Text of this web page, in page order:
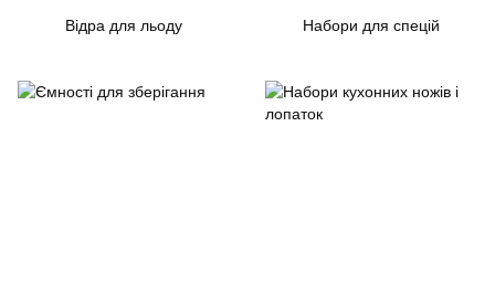
Відра для льоду Набори для спецій